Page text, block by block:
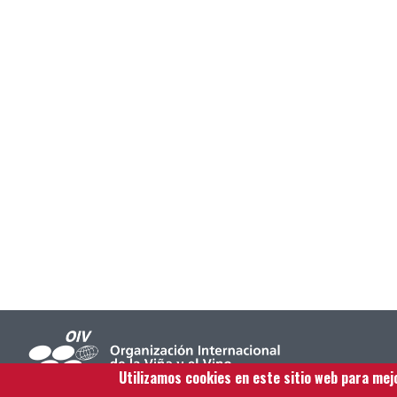
Utilizamos cookies en este sitio web para